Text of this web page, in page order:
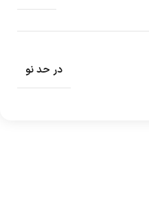
در حد نو